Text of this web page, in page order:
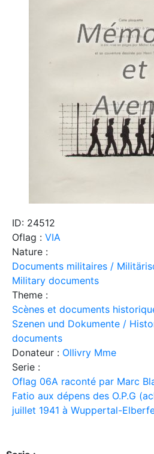
ID: 24512
Oflag : VIA
Nature :
Documents militaires /
Military documents
Theme :
Scènes et documents
Szenen und Dokumente /
documents
Donateur : Ollivry Mme
Serie :
Oflag 06A raconté par Marc
Fatio aux dépens des O.P.G
juillet 1941 à Wuppertal-